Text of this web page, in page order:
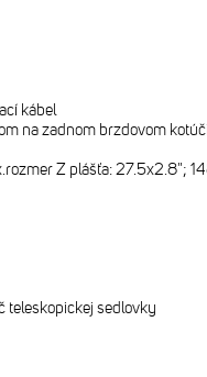
kábel
na zadnom brzdovom kotúči
Z plášťa: 27.5x2.8";
sedlovky